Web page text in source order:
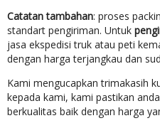
Catatan tambahan: proses
standart pengiriman. Untuk
jasa ekspedisi truk atau peti
dengan harga terjangkau dan
Kami mengucapkan trimakasih
kepada kami, kami pastikan
berkualitas baik dengan harga